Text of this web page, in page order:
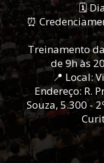
🗓️
⏰
Treinamento
de 9h às
📍 Local:
Endereço: R.
Souza, 5.300 -